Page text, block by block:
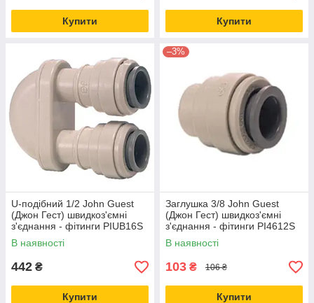
Купити Купити
U-подібний 1/2 John Guest
(Джон Гест) швидкоз'ємні
з'єднання - фітинги PIUB16S
В наявності
442 ₴
Купити
–3%
Заглушка 3/8 John Guest
(Джон Гест) швидкоз'ємні
з'єднання - фітинги PI4612S
В наявності
103 ₴ 106 ₴
Купити